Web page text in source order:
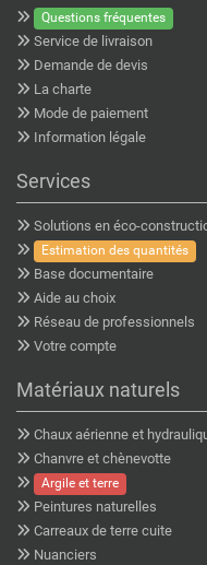
Questions fréquentes
Service de livraison
Demande de devis
La charte
Mode de paiement
Information légale
Services
Solutions en éco-
Estimation des quantités
Base documentaire
Aide au choix
Réseau de professionnels
Votre compte
Matériaux naturels
Chaux aérienne et
Chanvre et chènevotte
Argile et terre
Peintures naturelles
Carreaux de terre cuite
Nuanciers